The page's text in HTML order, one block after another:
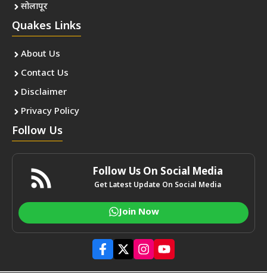
सोलापूर
Quakes Links
About Us
Contact Us
Disclaimer
Privacy Policy
Follow Us
Follow Us On Social Media
Get Latest Update On Social Media
Join Now